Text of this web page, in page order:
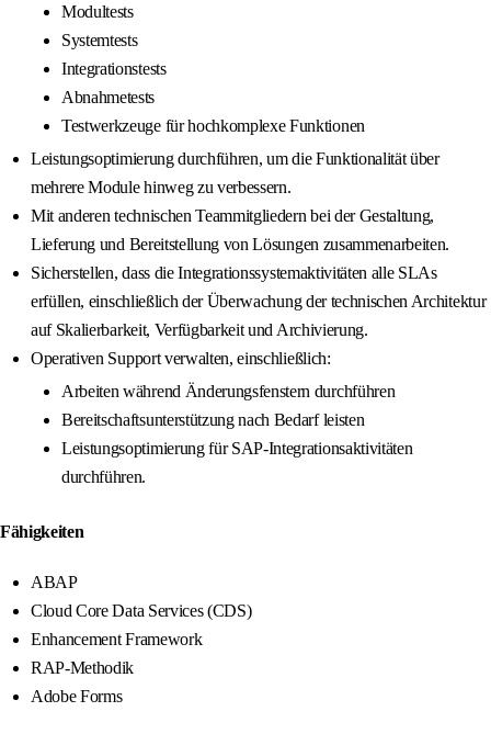
Modultests
Systemtests
Integrationstests
Abnahmetests
Testwerkzeuge für hochkomplexe Funktionen
Leistungsoptimierung durchführen, um die Funktionalität über
mehrere Module hinweg zu verbessern.
Mit anderen technischen Teammitgliedern bei der Gestaltung,
Lieferung und Bereitstellung von Lösungen zusammenarbeiten.
Sicherstellen, dass die Integrationssystemaktivitäten alle SLAs
erfüllen, einschließlich der Überwachung der technischen Architektur
auf Skalierbarkeit, Verfügbarkeit und Archivierung.
Operativen Support verwalten, einschließlich:
Arbeiten während Änderungsfenstern durchführen
Bereitschaftsunterstützung nach Bedarf leisten
Leistungsoptimierung für SAP-Integrationsaktivitäten
durchführen.
Fähigkeiten
ABAP
Cloud Core Data Services (CDS)
Enhancement Framework
RAP-Methodik
Adobe Forms